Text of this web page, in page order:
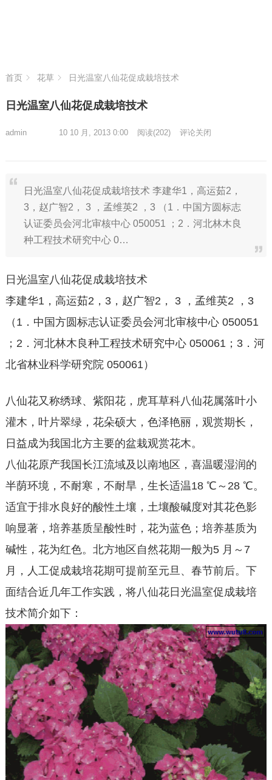
首页 花草 日光温室八仙花促成栽培技术
日光温室八仙花促成栽培技术
admin 10 10 月, 2013 0:00 阅读(202) 评论关闭
日光温室八仙花促成栽培技术 李建华1，高运茹2，
3，赵广智2， 3 ，孟维英2 ，3 （1．中国方圆标志
认证委员会河北审核中心 050051 ；2．河北林木良
种工程技术研究中心 0…
日光温室八仙花促成栽培技术
李建华1，高运茹2，3，赵广智2， 3 ，孟维英2 ，3
（1．中国方圆标志认证委员会河北审核中心 050051
；2．河北林木良种工程技术研究中心 050061；3．河
北省林业科学研究院 050061）
八仙花又称绣球、紫阳花，虎耳草科八仙花属落叶小
灌木，叶片翠绿，花朵硕大，色泽艳丽，观赏期长，
日益成为我国北方主要的盆栽观赏花木。
八仙花原产我国长江流域及以南地区，喜温暖湿润的
半荫环境，不耐寒，不耐旱，生长适温18 ℃～28 ℃。
适宜于排水良好的酸性土壤，土壤酸碱度对其花色影
响显著，培养基质呈酸性时，花为蓝色；培养基质为
碱性，花为红色。北方地区自然花期一般为5 月～7
月，人工促成栽培花期可提前至元旦、春节前后。下
面结合近几年工作实践，将八仙花日光温室促成栽培
技术简介如下：